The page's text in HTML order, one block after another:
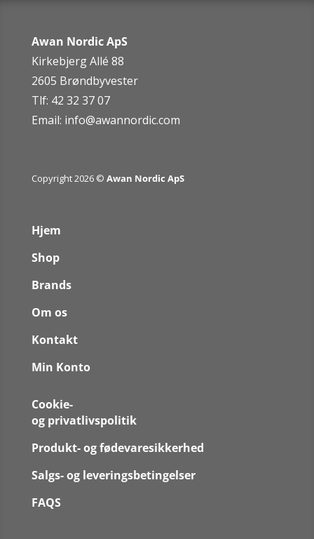
Awan Nordic ApS
Kirkebjerg Allé 88
2605 Brøndbyvester
Tlf: 42 32 37 07
Email: info@awannordic.com
Copyright 2026 © Awan Nordic ApS
Hjem
Shop
Brands
Om os
Kontakt
Min Konto
Cookie-
og privatlivspolitik
Produkt- og fødevaresikkerhed
Salgs- og leveringsbetingelser
FAQS